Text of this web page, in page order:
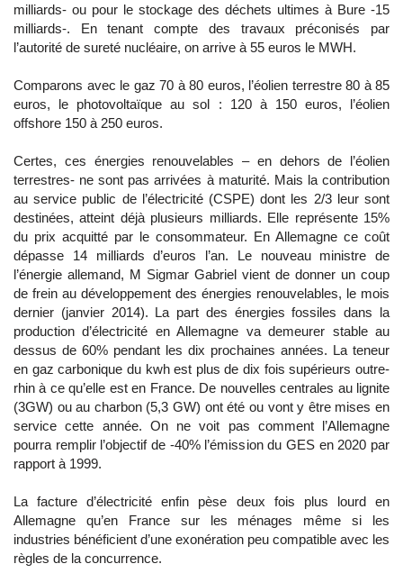
milliards- ou pour le stockage des déchets ultimes à Bure -15
milliards-. En tenant compte des travaux préconisés par
l’autorité de sureté nucléaire, on arrive à 55 euros le MWH.
Comparons avec le gaz 70 à 80 euros, l’éolien terrestre 80 à 85
euros, le photovoltaïque au sol : 120 à 150 euros, l’éolien
offshore 150 à 250 euros.
Certes, ces énergies renouvelables – en dehors de l’éolien
terrestres- ne sont pas arrivées à maturité. Mais la contribution
au service public de l’électricité (CSPE) dont les 2/3 leur sont
destinées, atteint déjà plusieurs milliards. Elle représente 15%
du prix acquitté par le consommateur. En Allemagne ce coût
dépasse 14 milliards d’euros l’an. Le nouveau ministre de
l’énergie allemand, M Sigmar Gabriel vient de donner un coup
de frein au développement des énergies renouvelables, le mois
dernier (janvier 2014). La part des énergies fossiles dans la
production d’électricité en Allemagne va demeurer stable au
dessus de 60% pendant les dix prochaines années. La teneur
en gaz carbonique du kwh est plus de dix fois supérieurs outre-
rhin à ce qu’elle est en France. De nouvelles centrales au lignite
(3GW) ou au charbon (5,3 GW) ont été ou vont y être mises en
service cette année. On ne voit pas comment l’Allemagne
pourra remplir l’objectif de -40% l’émission du GES en 2020 par
rapport à 1999.
La facture d’électricité enfin pèse deux fois plus lourd en
Allemagne qu’en France sur les ménages même si les
industries bénéficient d’une exonération peu compatible avec les
règles de la concurrence.